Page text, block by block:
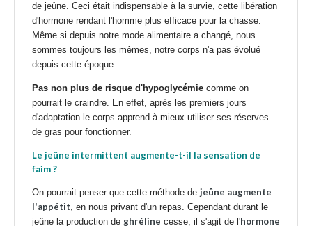
de jeûne. Ceci était indispensable à la survie, cette libération
d'hormone rendant l'homme plus efficace pour la chasse.
Même si depuis notre mode alimentaire a changé, nous
sommes toujours les mêmes, notre corps n'a pas évolué
depuis cette époque.
Pas non plus de risque d'hypoglycémie comme on
pourrait le craindre. En effet, après les premiers jours
d'adaptation le corps apprend à mieux utiliser ses réserves
de gras pour fonctionner.
Le jeûne intermittent augmente-t-il la sensation de
faim ?
On pourrait penser que cette méthode de jeûne augmente
l'appétit, en nous privant d'un repas. Cependant durant le
jeûne la production de ghréline cesse, il s'agit de l'hormone